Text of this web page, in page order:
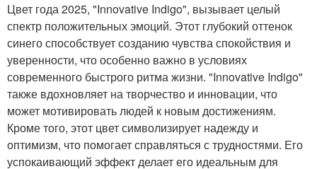
Цвет года 2025, "Innovative Indigo", вызывает целый
спектр положительных эмоций. Этот глубокий оттенок
синего способствует созданию чувства спокойствия и
уверенности, что особенно важно в условиях
современного быстрого ритма жизни. "Innovative Indigo"
также вдохновляет на творчество и инновации, что
может мотивировать людей к новым достижениям.
Кроме того, этот цвет символизирует надежду и
оптимизм, что помогает справляться с трудностями. Его
успокаивающий эффект делает его идеальным для